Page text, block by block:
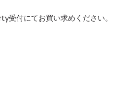
付にてお買い求めください。